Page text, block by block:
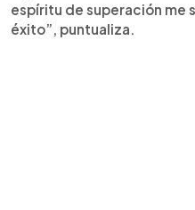
espíritu de superación me
éxito”, puntualiza.